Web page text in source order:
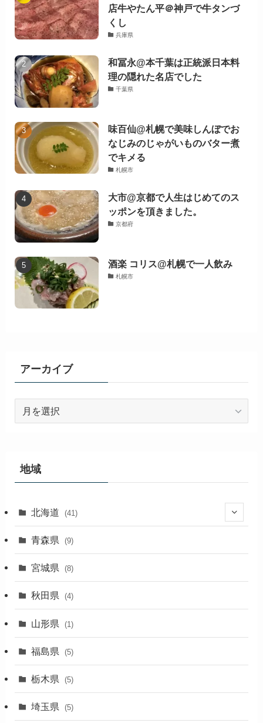
店牛やたん平＠神戸で牛タンづ
くし
兵庫県
和冨永@本千葉は正統派日本料
理の隠れた名店でした
千葉県
味百仙@札幌で美味しんぼでお
なじみのじゃがいものバター煮
でキメる
札幌市
大市@京都で人生はじめてのス
ッポンを頂きました。
京都府
酒楽 コリス@札幌で一人飲み
札幌市
アーカイブ
ブ
地域
北海道 (41)
(27)
(2)
(1)
(1)
青森県 (9)
宮城県 (8)
秋田県 (4)
山形県 (1)
福島県 (5)
栃木県 (5)
埼玉県 (5)